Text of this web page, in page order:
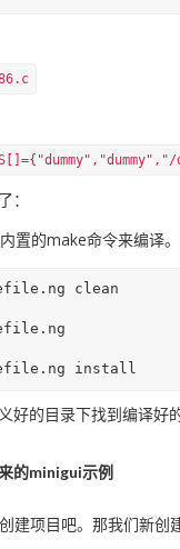
：
置的make命令来编译
好的目录下找到编译好
的minigui示例
建项目吧。那我们新创